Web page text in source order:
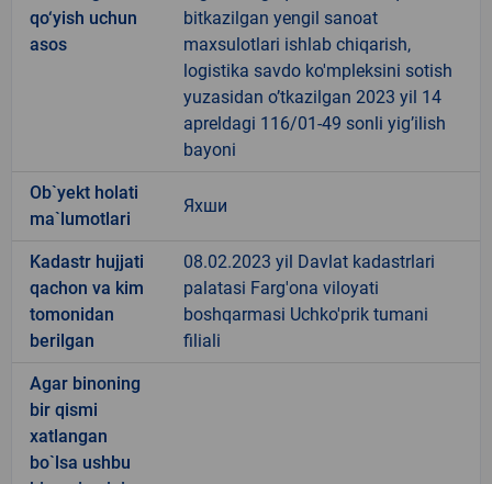
qo‘yish uchun
asos
bitkazilgan yengil sanoat
maxsulotlari ishlab chiqarish,
logistika savdo ko'mpleksini sotish
yuzasidan o’tkazilgan 2023 yil 14
apreldagi 116/01-49 sonli yig’ilish
bayoni
Ob`yekt holati
ma`lumotlari
Яхши
Kadastr hujjati
qachon va kim
tomonidan
berilgan
08.02.2023 yil Davlat kadastrlari
palatasi Farg'ona viloyati
boshqarmasi Uchko'prik tumani
filiali
Agar binoning
bir qismi
xatlangan
bo`lsa ushbu